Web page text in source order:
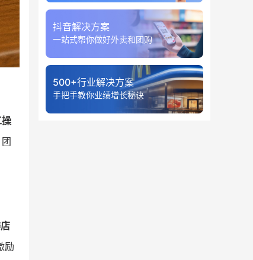
励
抖音解决方案
一站式帮你做好外卖和团购
500+行业解决方案
手把手教你业绩增长秘诀